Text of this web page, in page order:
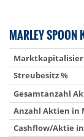
MARLEY SPOON
Streubesitz %
Gesamtanzahl
Anzahl Aktien in
Cashflow/Aktie in